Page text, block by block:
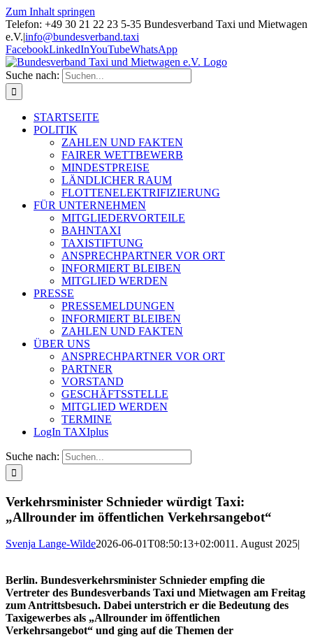
Zum Inhalt springen
Telefon: +49 30 21 22 23 5-35 Bundesverband Taxi und Mietwagen
e.V.|info@bundesverband.taxi
FacebookLinkedInYouTubeWhatsApp
Suche nach:
STARTSEITE
POLITIK
ZAHLEN UND FAKTEN
FAIRER WETTBEWERB
MINDESTPREISE
LÄNDLICHER RAUM
FLOTTENELEKTRIFIZIERUNG
FÜR UNTERNEHMEN
MITGLIEDERVORTEILE
BAHNTAXI
TAXISTIFTUNG
ANSPRECHPARTNER VOR ORT
INFORMIERT BLEIBEN
MITGLIED WERDEN
PRESSE
PRESSEMELDUNGEN
INFORMIERT BLEIBEN
ZAHLEN UND FAKTEN
ÜBER UNS
ANSPRECHPARTNER VOR ORT
PARTNER
VORSTAND
GESCHÄFTSSTELLE
MITGLIED WERDEN
TERMINE
LogIn TAXIplus
Suche nach:
Verkehrsminister Schnieder würdigt Taxi:
„Allrounder im öffentlichen Verkehrsangebot“
Svenja Lange-Wilde2026-06-01T08:50:13+02:0011. August 2025|
Berlin. Bundesverkehrsminister Schnieder empfing die
Vertreter des Bundesverbands Taxi und Mietwagen am Freitag
zum Antrittsbesuch. Dabei unterstrich er die Bedeutung des
Taxigewerbes als „Allrounder im öffentlichen
Verkehrsangebot“ und ging auf die Themen der